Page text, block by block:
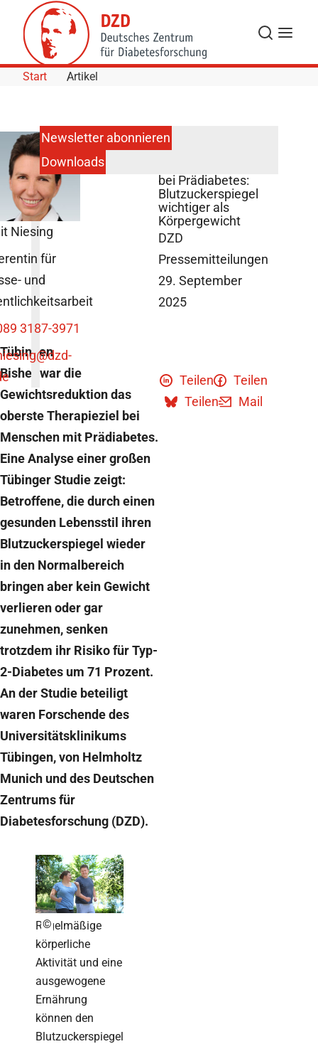
Skip to Content
Suche
Start Artikel
bei Prädiabetes:
Blutzuckerspiegel
wichtiger als
Körpergewicht
DZD
Pressemitteilungen
29. September
2025
Tübingen
Bisher war die
Gewichtsreduktion das
oberste Therapieziel bei
Menschen mit Prädiabetes.
Eine Analyse einer großen
Tübinger Studie zeigt:
Betroffene, die durch einen
gesunden Lebensstil ihren
Blutzuckerspiegel wieder
in den Normalbereich
bringen aber kein Gewicht
verlieren oder gar
zunehmen, senken
trotzdem ihr Risiko für Typ-
2-Diabetes um 71 Prozent.
An der Studie beteiligt
waren Forschende des
Universitätsklinikums
Tübingen, von Helmholtz
Munich und des Deutschen
Zentrums für
Diabetesforschung (DZD).
©
Regelmäßige
körperliche
Aktivität und eine
ausgewogene
Ernährung
können den
Blutzuckerspiegel
Teilen
Teilen
Teilen
Mail
Niesing
für
und
3187-3971
@dzd-
Newsletter abonnieren
Downloads